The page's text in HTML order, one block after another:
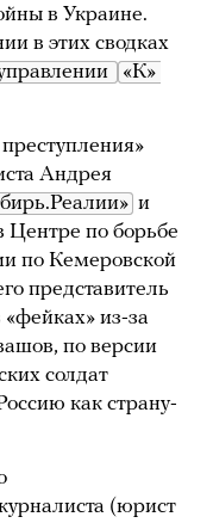
в Украине.
в этих сводках
«К»
Андрея
и
Центре по борьбе
по Кемеровской
представитель
«фейках» из-за
по версии
солдат
как страну-
(юрист